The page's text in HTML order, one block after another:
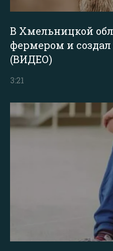
В Хмельницкой
фермером и
(ВИДЕО)
3:21